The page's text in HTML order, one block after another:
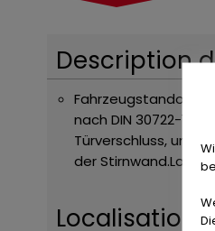
Description
Fahrzeugstandort:
nach DIN 30722-1,
Türverschluss,
der
Localisation